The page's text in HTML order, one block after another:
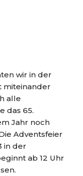
wir in der
miteinander
alle
das 65.
Jahr noch
Adventsfeier
in der
ab 12 Uhr